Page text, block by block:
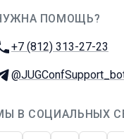
ПОМОЩЬ?
Телефон:
+7 (812) 313-27-23
Телеграм:
В СОЦИАЛЬНЫХ